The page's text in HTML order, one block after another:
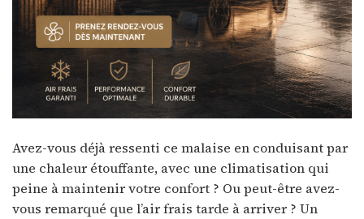
Avez-vous déjà ressenti ce malaise en conduisant par
une chaleur étouffante, avec une climatisation qui
peine à maintenir votre confort ? Ou peut-être avez-
vous remarqué que l’air frais tarde à arriver ? Un